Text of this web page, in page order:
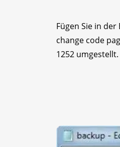
Fügen Sie in
change code
1252 umgestellt.